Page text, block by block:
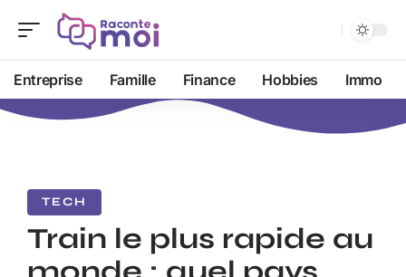
Entreprise Famille Finance Hobbies Immo
TECH
Train le plus rapide au